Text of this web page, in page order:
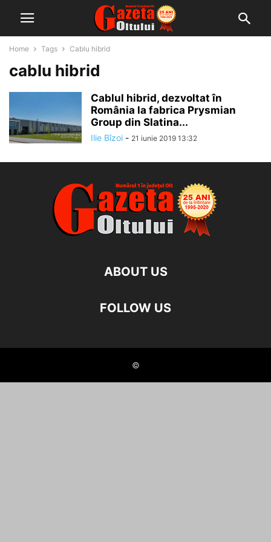
Home Tags Cablu hibrid
cablu hibrid
Cablul hibrid, dezvoltat în
România la fabrica Prysmian
Group din Slatina...
Ilie Bîzoi - 21 iunie 2019 13:32
ABOUT US
FOLLOW US
©